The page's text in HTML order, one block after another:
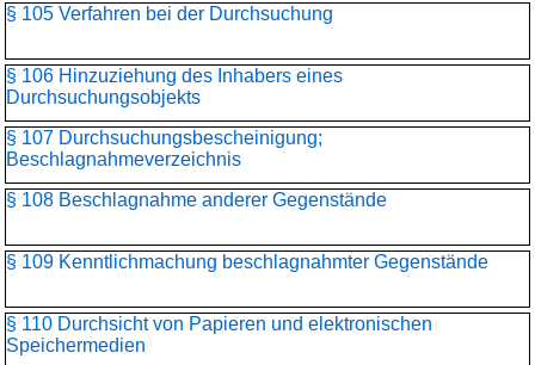
§ 105 Verfahren bei der Durchsuchung
§ 106 Hinzuziehung des Inhabers eines
Durchsuchungsobjekts
§ 107 Durchsuchungsbescheinigung;
Beschlagnahmeverzeichnis
§ 108 Beschlagnahme anderer Gegenstände
§ 109 Kenntlichmachung beschlagnahmter Gegenstände
§ 110 Durchsicht von Papieren und elektronischen
Speichermedien